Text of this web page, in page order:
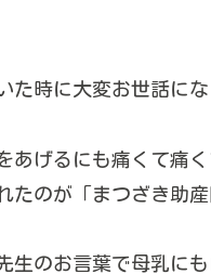
た時に大変お世話にな
あげるにも痛くて痛
たのが「まつざき助産
生のお言葉で母乳に